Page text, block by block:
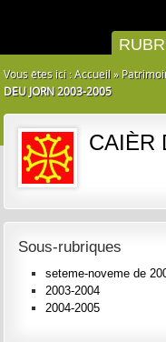
Vous êtes ici :Accueil »
DEU JORN 2003-2005
CAIÈR
Sous-rubriques
seteme-noveme de
2003-2004
2004-2005